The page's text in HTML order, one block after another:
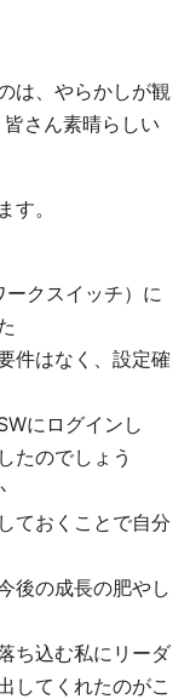
は、やらかしが観
さん素晴らしい
す。
クスイッチ）に
件はなく、設定確
にログインし
たのでしょう
ておくことで自分
後の成長の肥やし
ち込む私にリーダ
してくれたのがこ